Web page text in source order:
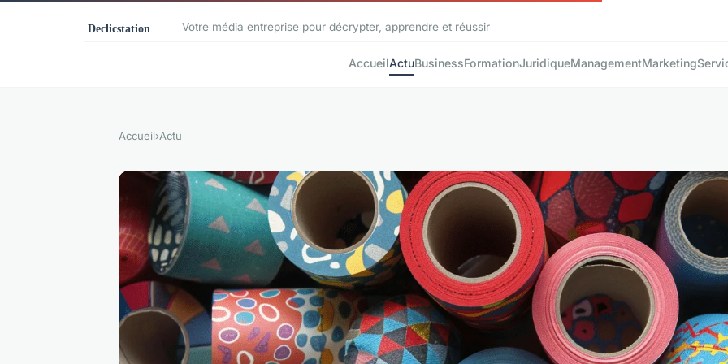
Votre média entreprise pour décrypter, apprendre et réussir
AccueilActuBusinessFormationJuridiqueManagementMarketing
Accueil›Actu